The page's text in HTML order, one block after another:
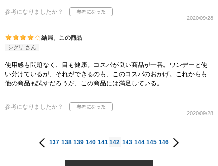
参考になりましたか？
2020/09/28
結局、この商品
シグリ さん
使用感も問題なく、目も健康。コスパが良い商品が一番。ワンデーと使
い分けているが、それができるのも、このコスパのおかげ。これからも
他の商品も試すだろうが、この商品には満足している。
参考になりましたか？
2020/09/28
137 138 139 140 141 142 143 144 145 146